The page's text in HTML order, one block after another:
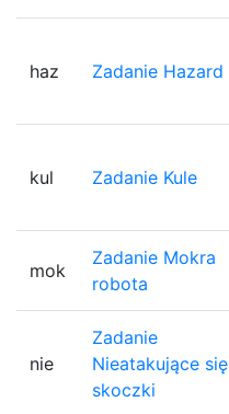
haz Zadanie Hazard
kul Zadanie Kule
mok
Zadanie Mokra
robota
nie
Zadanie
Nieatakujące się
skoczki